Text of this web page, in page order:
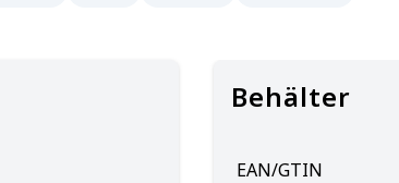
Behälter
EAN/GTIN